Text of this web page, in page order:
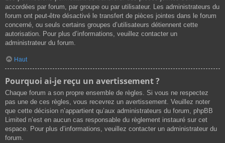
accordées par forum, par groupe ou par utilisateur. Les administrateurs du
forum ont peut-être désactivé le transfert de pièces jointes dans le forum
concerné, ou seuls certains groupes d’utilisateurs détiennent cette
autorisation. Pour plus d’informations, veuillez contacter un
administrateur du forum.
Haut
Pourquoi ai-je reçu un avertissement ?
Chaque forum a son propre ensemble de règles. Si vous ne respectez
pas une de ces règles, vous recevrez un avertissement. Veuillez noter
que cette décision n’appartient qu’aux administrateurs du forum, phpBB
Limited n’est en aucun cas responsable du règlement instauré sur cet
espace. Pour plus d’informations, veuillez contacter un administrateur du
forum.